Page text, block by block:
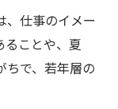
、仕事のイメー
ることや、夏
ちで、若年層の